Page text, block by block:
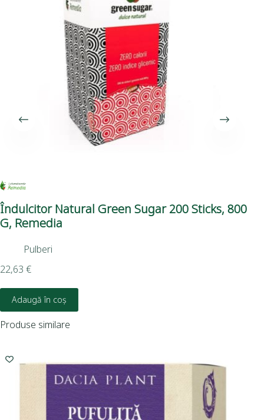
Îndulcitor Natural Green Sugar 200 Sticks, 800
G, Remedia
Pulberi
22,63 €
Adaugă în coș
Produse similare